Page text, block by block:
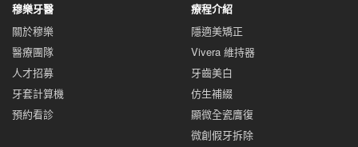
穆樂牙醫
關於穆樂
醫療團隊
人才招募
牙套計算機
預約看診
療程介紹
隱適美矯正
Vivera 維持器
牙齒美白
仿生補綴
顯微全瓷膺復
微創假牙拆除